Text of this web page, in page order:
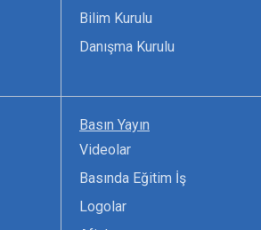
Bilim Kurulu
Danışma Kurulu
Basın Yayın
Videolar
Basında Eğitim İş
Logolar